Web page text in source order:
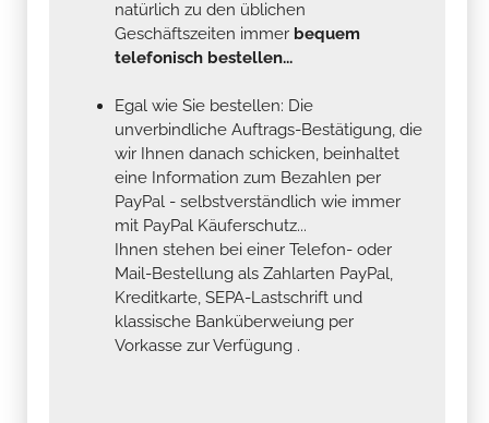
natürlich zu den üblichen
Geschäftszeiten immer bequem
telefonisch bestellen...
Egal wie Sie bestellen: Die
unverbindliche Auftrags-Bestätigung, die
wir Ihnen danach schicken, beinhaltet
eine Information zum Bezahlen per
PayPal - selbstverständlich wie immer
mit PayPal Käuferschutz...
Ihnen stehen bei einer Telefon- oder
Mail-Bestellung als Zahlarten PayPal,
Kreditkarte, SEPA-Lastschrift und
klassische Banküberweiung per
Vorkasse zur Verfügung .